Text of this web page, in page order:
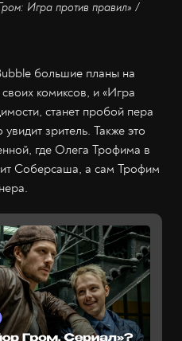
Игра против правил» /
большие планы на
комиксов, и «Игра
станет пробой пера
зритель. Также это
где Олега Трофима в
Соберсаша, а сам Трофим